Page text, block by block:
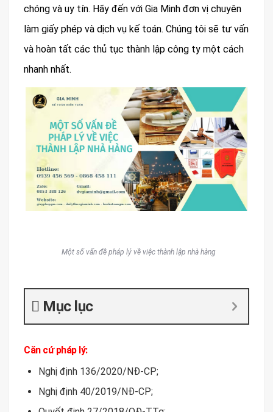
chóng và uy tín. Hãy đến với Gia Minh đơn vị chuyên
làm giấy phép và dịch vụ kế toán. Chúng tôi sẽ tư vấn
và hoàn tất các thủ tục thành lập công ty một cách
nhanh nhất.
Một số vấn đề pháp lý về việc thành lập nhà hàng
Mục lục
Căn cứ pháp lý:
Nghị định 136/2020/NĐ-CP;
Nghị định 40/2019/NĐ-CP;